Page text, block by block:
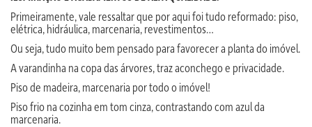
Primeiramente, vale ressaltar que por aqui foi tudo reformado: piso,
elétrica, hidráulica, marcenaria, revestimentos…
Ou seja, tudo muito bem pensado para favorecer a planta do imóvel.
A varandinha na copa das árvores, traz aconchego e privacidade.
Piso de madeira, marcenaria por todo o imóvel!
Piso frio na cozinha em tom cinza, contrastando com azul da
marcenaria.